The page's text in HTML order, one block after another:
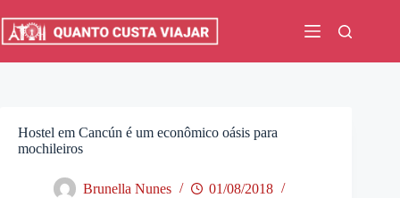
para
Hostel em Cancún é um econômico oásis para
mochileiros
Brunella Nunes
01/08/2018